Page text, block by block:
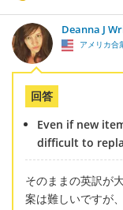
Deanna J
アメリカ合
回答
Even if new
difficult to
そのままの英訳が
案は難しいですが